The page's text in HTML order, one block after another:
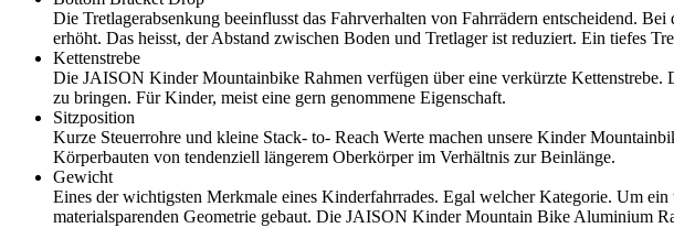
Die Tretlagerabsenkung beeinflusst das Fahrverhalten von Fahrrädern entscheidend.
erhöht. Das heisst, der Abstand zwischen Boden und Tretlager ist reduziert. Ein tiefes
Kettenstrebe
Die JAISON Kinder Mountainbike Rahmen verfügen über eine verkürzte Kettenstrebe.
zu bringen. Für Kinder, meist eine gern genommene Eigenschaft.
Sitzposition
Kurze Steuerrohre und kleine Stack- to- Reach Werte machen unsere Kinder
Körperbauten von tendenziell längerem Oberkörper im Verhältnis zur Beinlänge.
Gewicht
Eines der wichtigsten Merkmale eines Kinderfahrrades. Egal welcher Kategorie. Um
materialsparenden Geometrie gebaut. Die JAISON Kinder Mountain Bike Aluminium